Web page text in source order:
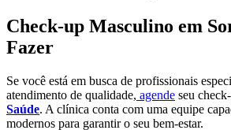
Check-up Masculino em
Fazer
Se você está em busca de profissionais
atendimento de qualidade, agende seu
Saúde. A clínica conta com uma equipe
modernos para garantir o seu bem-estar.